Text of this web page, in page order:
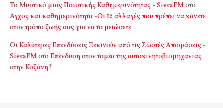
Το Μυστικό μιας Ποιοτικής Καθημερινότητας - SieraFMστο
Αγχος και καθημερινότητα -Οι 12 αλλαγές που πρέπει να κάνετε
στον τρόπο ζωής σας για να το μειώσετε
Οι Καλύτερες Επενδύσεις Ξεκινούν από τις Σωστές Αποφάσεις -
SieraFMστο Επένδυση στον τομέα της αυτοκινητοβιομηχανίας
στην Κοζάνη?